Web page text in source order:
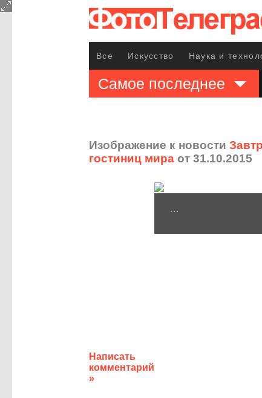
Все Искусство Наука и
Самое последнее
Изображение к новости
гостиниц мира от 31.10.2015
Написать
комментарий
»
…